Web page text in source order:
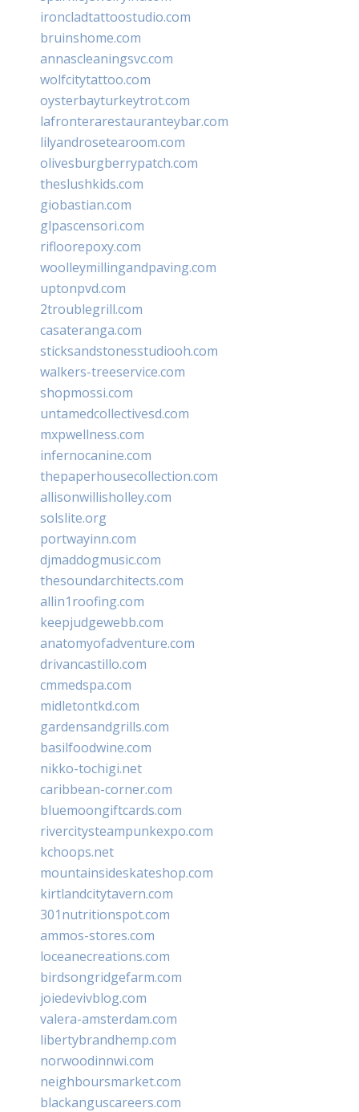
ironcladtattoostudio.com
bruinshome.com
annascleaningsvc.com
wolfcitytattoo.com
oysterbayturkeytrot.com
lafronterarestauranteybar.com
lilyandrosetearoom.com
olivesburgberrypatch.com
theslushkids.com
giobastian.com
glpascensori.com
rifloorepoxy.com
woolleymillingandpaving.com
uptonpvd.com
2troublegrill.com
casateranga.com
sticksandstonesstudiooh.com
walkers-treeservice.com
shopmossi.com
untamedcollectivesd.com
mxpwellness.com
infernocanine.com
thepaperhousecollection.com
allisonwillisholley.com
solslite.org
portwayinn.com
djmaddogmusic.com
thesoundarchitects.com
allin1roofing.com
keepjudgewebb.com
anatomyofadventure.com
drivancastillo.com
cmmedspa.com
midletontkd.com
gardensandgrills.com
basilfoodwine.com
nikko-tochigi.net
caribbean-corner.com
bluemoongiftcards.com
rivercitysteampunkexpo.com
kchoops.net
mountainsideskateshop.com
kirtlandcitytavern.com
301nutritionspot.com
ammos-stores.com
loceanecreations.com
birdsongridgefarm.com
joiedevivblog.com
valera-amsterdam.com
libertybrandhemp.com
norwoodinnwi.com
neighboursmarket.com
blackanguscareers.com